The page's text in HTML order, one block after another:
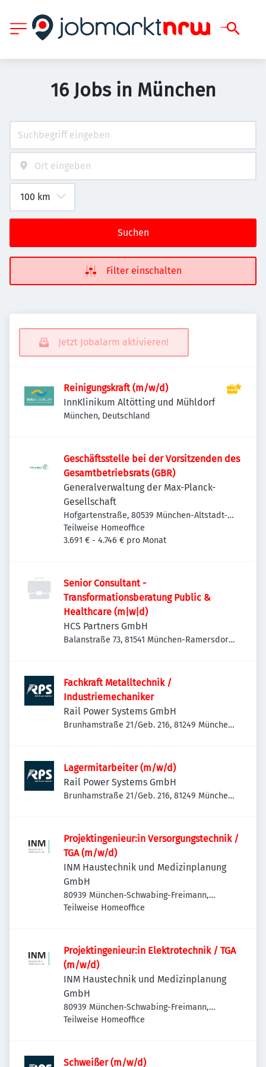
16 Jobs in München
Suchen
Filter einschalten
Jetzt Jobalarm aktivieren!
Reinigungskraft (m/w/d)
InnKlinikum Altötting und Mühldorf
München, Deutschland
Geschäftsstelle bei der Vorsitzenden des
Gesamtbetriebsrats (GBR)
Generalverwaltung der Max-Planck-
Gesellschaft
Hofgartenstraße, 80539 München-Altstadt-
Lehel, Deutschland
Teilweise Homeoffice
3.691 € - 4.746 € pro Monat
Senior Consultant -
Transformationsberatung Public &
Healthcare (m|w|d)
HCS Partners GmbH
Balanstraße 73, 81541 München-Ramersdorf-
Fachkraft Metalltechnik /
Industriemechaniker
Rail Power Systems GmbH
Brunhamstraße 21/Geb. 216, 81249 München-
Lagermitarbeiter (m/w/d)
Rail Power Systems GmbH
Brunhamstraße 21/Geb. 216, 81249 München-
Projektingenieur:in Versorgungstechnik /
TGA (m/w/d)
INM Haustechnik und Medizinplanung
GmbH
80939 München-Schwabing-Freimann,
Deutschland
Teilweise Homeoffice
Projektingenieur:in Elektrotechnik / TGA
(m/w/d)
INM Haustechnik und Medizinplanung
GmbH
80939 München-Schwabing-Freimann,
Deutschland
Teilweise Homeoffice
Schweißer (m/w/d)